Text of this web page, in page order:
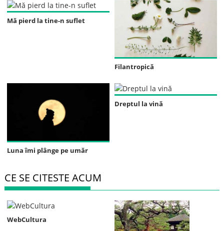
Mă pierd la tine-n suflet
Filantropică
Luna îmi plânge pe umăr
Dreptul la vină
CE SE CITESTE ACUM
WebCultura